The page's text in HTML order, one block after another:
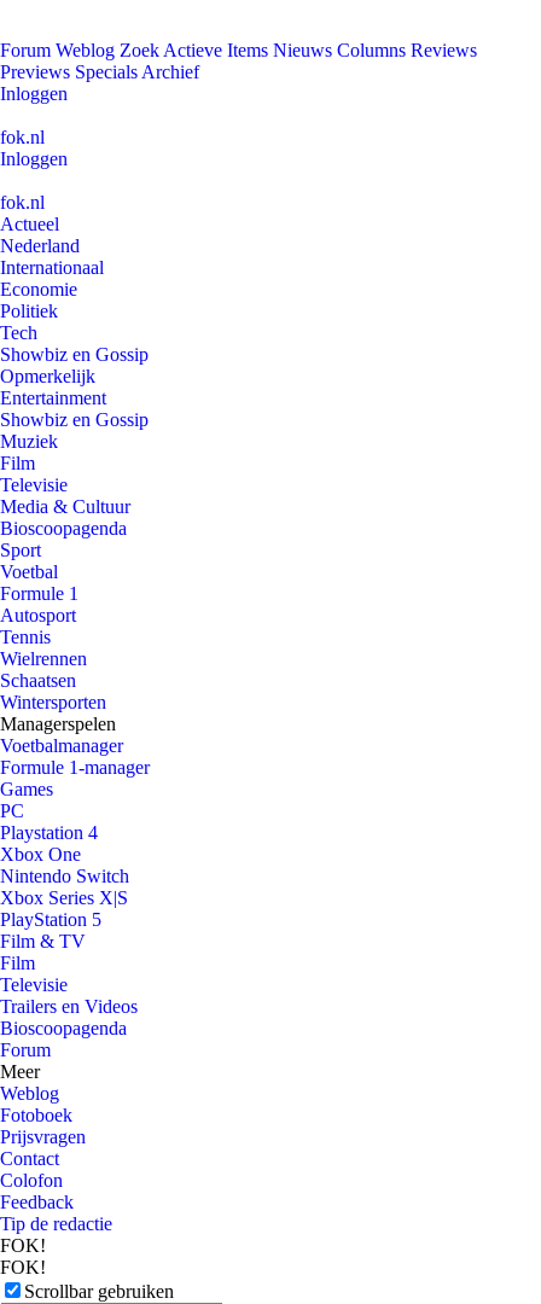
Forum Weblog Zoek Actieve Items Nieuws Columns Reviews
Previews Specials Archief
Inloggen
fok.nl
Inloggen
fok.nl
Actueel
Nederland
Internationaal
Economie
Politiek
Tech
Showbiz en Gossip
Opmerkelijk
Entertainment
Showbiz en Gossip
Muziek
Film
Televisie
Media & Cultuur
Bioscoopagenda
Sport
Voetbal
Formule 1
Autosport
Tennis
Wielrennen
Schaatsen
Wintersporten
Managerspelen
Voetbalmanager
Formule 1-manager
Games
PC
Playstation 4
Xbox One
Nintendo Switch
Xbox Series X|S
PlayStation 5
Film & TV
Film
Televisie
Trailers en Videos
Bioscoopagenda
Forum
Meer
Weblog
Fotoboek
Prijsvragen
Contact
Colofon
Feedback
Tip de redactie
FOK!
FOK!
Scrollbar gebruiken